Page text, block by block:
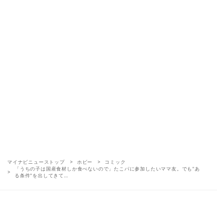
マイナビニューストップ ホビー
コミック
「うちの子は国産食材しか食べないので」たこパに参加したいママ友。でも"あ
る条件"を出してきて…